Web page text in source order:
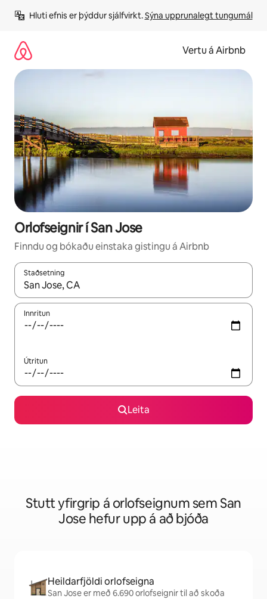
beint
Hluti efnis er þýddur sjálfvirkt. Sýna upprunalegt tungumál
Vertu á Airbnb
Orlofseignir í San Jose
Finndu og bókaðu einstaka gistingu á Airbnb
Staðsetning
Þegar niðurstöður liggja fyrir skaltu nota upp og niður
Innritun
Útritun
Leita
Stutt yfirgrip á orlofseignum sem San
Jose hefur upp á að bjóða
Heildarfjöldi orlofseigna
San Jose er með 6.690 orlofseignir til að skoða